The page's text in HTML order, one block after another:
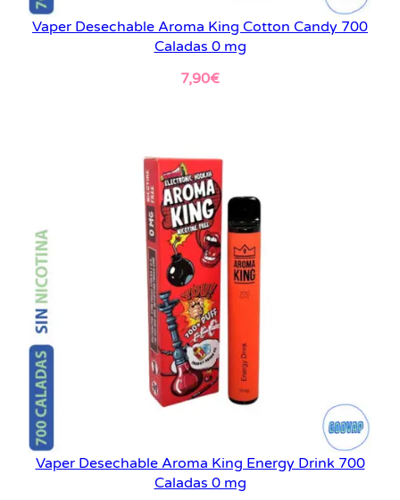
Vaper Desechable Aroma King Cotton Candy 700
Caladas 0 mg
7,90€
Vaper Desechable Aroma King Energy Drink 700
Caladas 0 mg